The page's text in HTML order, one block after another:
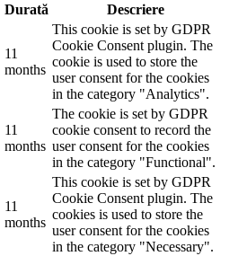
Durată Descriere
11
months
This cookie is set by GDPR
Cookie Consent plugin. The
cookie is used to store the
user consent for the cookies
in the category "Analytics".
11
months
The cookie is set by GDPR
cookie consent to record the
user consent for the cookies
in the category "Functional".
11
months
This cookie is set by GDPR
Cookie Consent plugin. The
cookies is used to store the
user consent for the cookies
in the category "Necessary".